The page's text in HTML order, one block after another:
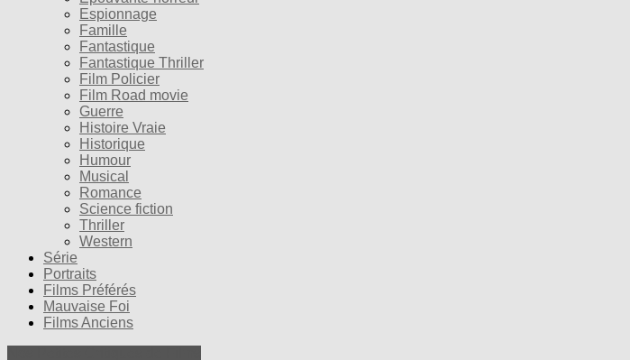
Espionnage
Famille
Fantastique
Fantastique Thriller
Film Policier
Film Road movie
Guerre
Histoire Vraie
Historique
Humour
Musical
Romance
Science fiction
Thriller
Western
Série
Portraits
Films Préférés
Mauvaise Foi
Films Anciens